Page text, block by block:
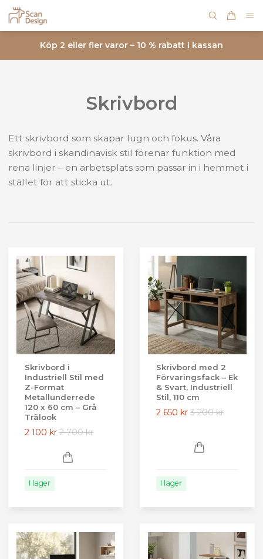
Köp 2 eller fler varor – 10 % rabatt i kassan
Skrivbord
Ett skrivbord som skapar lugn och fokus. Våra
skrivbord i skandinavisk stil förenar funktion med
rena linjer – en arbetsplats som passar in i hemmet i
stället för att sticka ut.
Skrivbord i
Industriell Stil med
Z-Format
Metallunderrede
120 x 60 cm – Grå
Trälook
2 100 kr 2 700 kr
I lager
Skrivbord med 2
Förvaringsfack – Ek
& Svart, Industriell
Stil, 110 cm
2 650 kr 3 200 kr
I lager